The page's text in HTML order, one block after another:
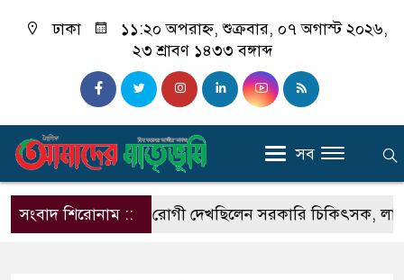
ঢাকা
১১:২০ অপরাহ্ন, শুক্রবার, ০৭ অগাস্ট ২০২৬,
২৩ শ্রাবণ ১৪৩৩ বঙ্গাব্দ
সব
সংবাদ শিরোনাম ::
টাইমে ক্লিনিকে রোগী দেখছিলেন সরকারি চিকিৎসক, লাইসেন্স